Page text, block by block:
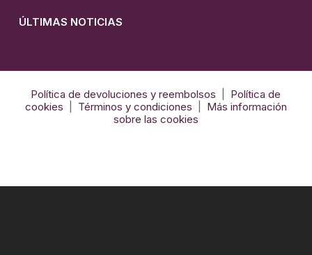
ÚLTIMAS NOTICIAS
Arte
la
termo
Política de devoluciones y reembolsos
Política de
cookies
Términos y condiciones
Más información
sobre las cookies